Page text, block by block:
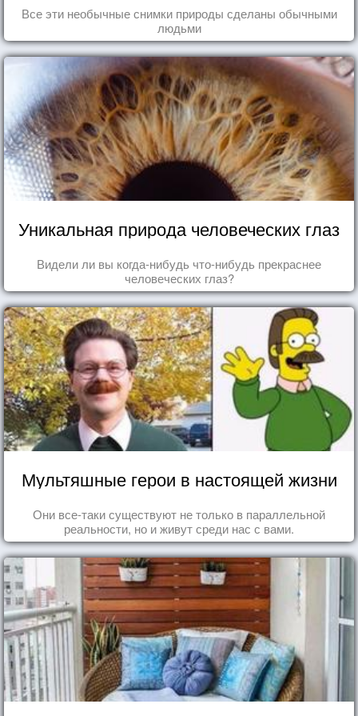
Все эти необычные снимки природы сделаны обычными
людьми
Уникальная природа человеческих глаз
Видели ли вы когда-нибудь что-нибудь прекраснее
человеческих глаз?
Мультяшные герои в настоящей жизни
Они все-таки существуют не только в параллельной
реальности, но и живут среди нас с вами.